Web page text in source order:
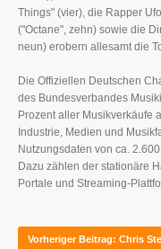
Things" (vier), die Rapper
("Octane", zehn) sowie die
neun) erobern allesamt die
Die Offiziellen Deutschen
des Bundesverbandes
Prozent aller Musikverkäufe
Industrie, Medien und
Nutzungsdaten von ca.
Dazu zählen der stationäre
Portale und Streaming-
Vorheriger Beitrag: Chris